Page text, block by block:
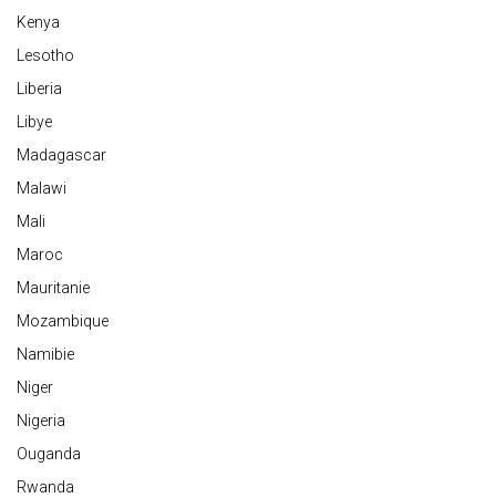
Kenya
Lesotho
Liberia
Libye
Madagascar
Malawi
Mali
Maroc
Mauritanie
Mozambique
Namibie
Niger
Nigeria
Ouganda
Rwanda